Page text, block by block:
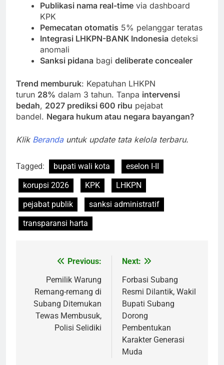
Publikasi nama real-time via dashboard
KPK
Pemecatan otomatis 5% pelanggar teratas
Integrasi LHKPN-BANK Indonesia deteksi
anomali
Sanksi pidana bagi deliberate concealer
Trend memburuk: Kepatuhan LHKPN
turun 28% dalam 3 tahun. Tanpa intervensi
bedah, 2027 prediksi 600 ribu pejabat
bandel. Negara hukum atau negara bayangan?
Klik Berandauntuk update tata kelola terbaru.
Tagged: bupati wali kota
eselon I-II
korupsi 2026
KPK
LHKPN
pejabat publik
sanksi administratif
transparansi harta
navigation
Previous:
Pemilik Warung
Remang-remang di
Subang Ditemukan
Tewas Membusuk,
Polisi Selidiki
Next:
‎Forbasi Subang
Resmi Dilantik, Wakil
Bupati Subang
Dorong
Pembentukan
Karakter Generasi
Muda